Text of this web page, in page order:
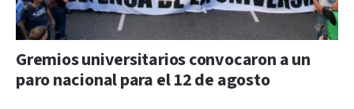
Gremios universitarios convocaron a un
paro nacional para el 12 de agosto